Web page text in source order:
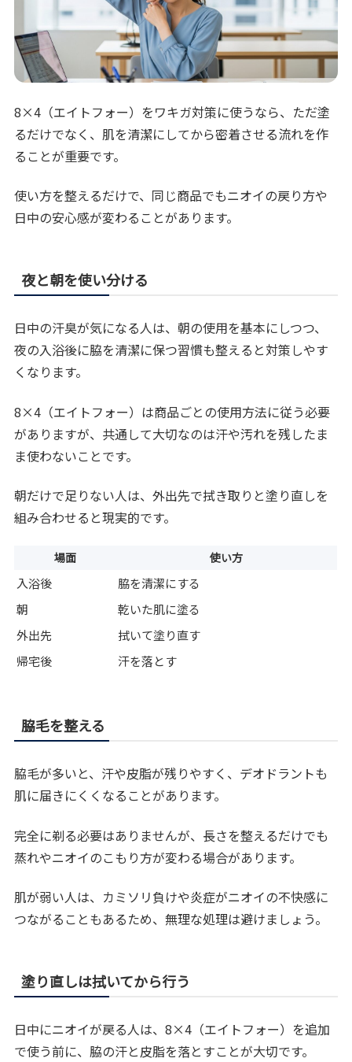
8×4（エイトフォー）をワキガ対策に使うなら、ただ塗
るだけでなく、肌を清潔にしてから密着させる流れを作
ることが重要です。
使い方を整えるだけで、同じ商品でもニオイの戻り方や
日中の安心感が変わることがあります。
夜と朝を使い分ける
日中の汗臭が気になる人は、朝の使用を基本にしつつ、
夜の入浴後に脇を清潔に保つ習慣も整えると対策しやす
くなります。
8×4（エイトフォー）は商品ごとの使用方法に従う必要
がありますが、共通して大切なのは汗や汚れを残したま
ま使わないことです。
朝だけで足りない人は、外出先で拭き取りと塗り直しを
組み合わせると現実的です。
場面 使い方
入浴後
脇を清潔にする
朝
乾いた肌に塗る
外出先
拭いて塗り直す
帰宅後
汗を落とす
脇毛を整える
脇毛が多いと、汗や皮脂が残りやすく、デオドラントも
肌に届きにくくなることがあります。
完全に剃る必要はありませんが、長さを整えるだけでも
蒸れやニオイのこもり方が変わる場合があります。
肌が弱い人は、カミソリ負けや炎症がニオイの不快感に
つながることもあるため、無理な処理は避けましょう。
塗り直しは拭いてから行う
日中にニオイが戻る人は、8×4（エイトフォー）を追加
で使う前に、脇の汗と皮脂を落とすことが大切です。